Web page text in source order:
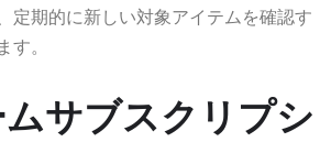
定期的に新しい対象アイテムを確認す
。
サブスクリプシ